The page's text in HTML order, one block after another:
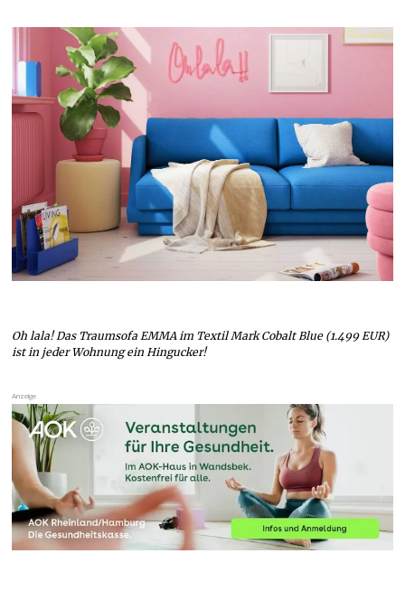
Oh lala! Das Traumsofa EMMA im Textil Mark Cobalt Blue (1.499 EUR)
ist in jeder Wohnung ein Hingucker!